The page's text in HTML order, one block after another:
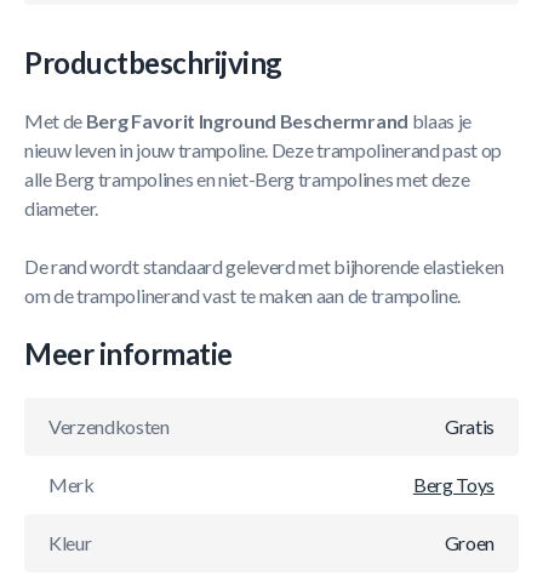
Productbeschrijving
Met de Berg Favorit Inground Beschermrand blaas je
nieuw leven in jouw trampoline. Deze trampolinerand past op
alle Berg trampolines en niet-Berg trampolines met deze
diameter.
De rand wordt standaard geleverd met bijhorende elastieken
om de trampolinerand vast te maken aan de trampoline.
Meer informatie
Verzendkosten Gratis
Merk Berg Toys
Kleur Groen